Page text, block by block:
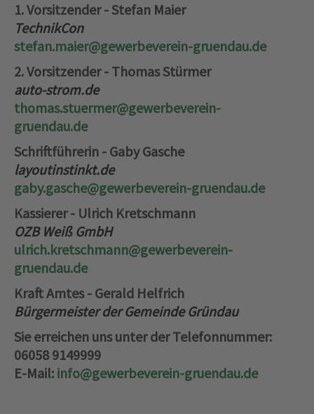
1. Vorsitzender - Stefan Maier
TechnikCon
stefan.maier@gewerbeverein-gruendau.de
2. Vorsitzender - Thomas Stürmer
auto-strom.de
thomas.stuermer@gewerbeverein-
gruendau.de
Schriftführerin - Gaby Gasche
layoutinstinkt.de
gaby.gasche@gewerbeverein-gruendau.de
Kassierer - Ulrich Kretschmann
OZB Weiß GmbH
ulrich.kretschmann@gewerbeverein-
gruendau.de
Kraft Amtes - Gerald Helfrich
Bürgermeister der Gemeinde Gründau
Sie erreichen uns unter der Telefonnummer:
06058 9149999
E-Mail: info@gewerbeverein-gruendau.de